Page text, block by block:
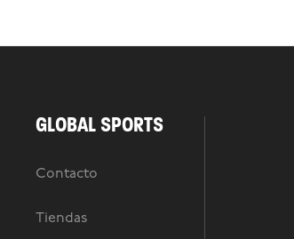
GLOBAL SPORTS
Contacto
Tiendas